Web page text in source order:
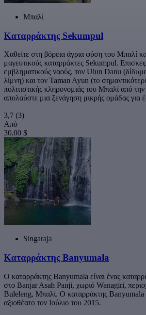
Μπαλί
Καταρράκτης Sekumpul
Χαθείτε στη βόρεια άγρια φύση του Μπαλί
μαγευτικούς καταρράκτες Sekumpul.
εμβληματικούς ναούς, τον Ulun Danu
λίμνη) και τον Taman Ayun (το
πολιτιστικής κληρονομιάς του Μπαλί από
απολαύστε μια ξενάγηση μικρής ομάδας για
3,7 (3)
Από
30,00 $
Singaraja
Καταρράκτης Banyumala
Ο καταρράκτης Banyumala είναι ένας
στο Banjar Asah Panji, χωριό Wanagiri,
Buleleng, Μπαλί. Ο καταρράκτης Banyumala
αξιοθέατο τον Ιούλιο του 2015.